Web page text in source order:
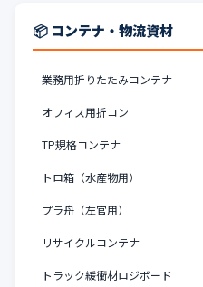
📦 コンテナ・物流資材
業務用折りたたみコンテナ
オフィス用折コン
TP規格コンテナ
トロ箱（水産物用）
プラ舟（左官用）
リサイクルコンテナ
トラック緩衝材ロジボード